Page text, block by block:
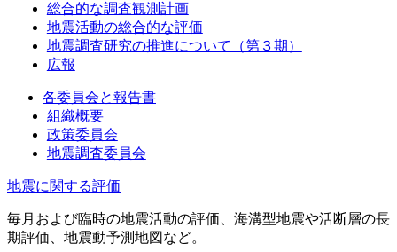
総合的な調査観測計画
地震活動の総合的な評価
地震調査研究の推進について（第３期）
広報
各委員会と報告書
組織概要
政策委員会
地震調査委員会
地震に関する評価
毎月および臨時の地震活動の評価、海溝型地震や活断層の長
期評価、地震動予測地図など。